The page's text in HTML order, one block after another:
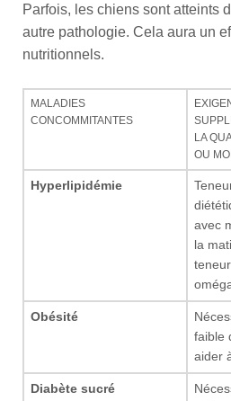
Parfois, les chiens sont atteints
autre pathologie. Cela aura un
nutritionnels.
MALADIES
CONCOMMITANTES
LA
OU
Hyperlipidémie
avec
la
Obésité
faible
aider
Diabète sucré